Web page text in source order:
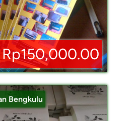
Rp150,000.00
Bengkulu